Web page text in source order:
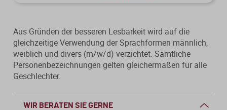
WIR BERATEN SIE GERNE
Aus Gründen der besseren Lesbarkeit wird auf die
gleichzeitige Verwendung der Sprachformen männlich,
weiblich und divers (m/w/d) verzichtet. Sämtliche
Personenbezeichnungen gelten gleichermaßen für alle
Geschlechter.